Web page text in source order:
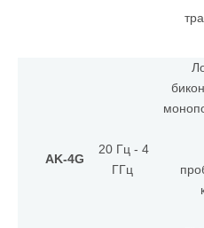
AK-4G
20 Гц - 4
ГГц